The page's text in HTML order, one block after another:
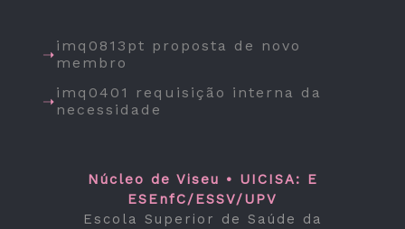
imq0813pt proposta de novo
membro
imq0401 requisição interna da
necessidade
Núcleo de Viseu • UICISA: E
ESEnfC/ESSV/UPV
Escola Superior de Saúde da